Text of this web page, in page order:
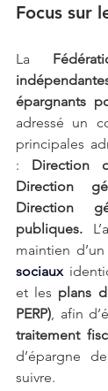
Focus sur
La
épargnants
adressé un
principales
: Direction
Direction
Direction
publiques.
maintien
sociaux
et les plans
PERP) , afin
traitement
d’épargne
suivre.